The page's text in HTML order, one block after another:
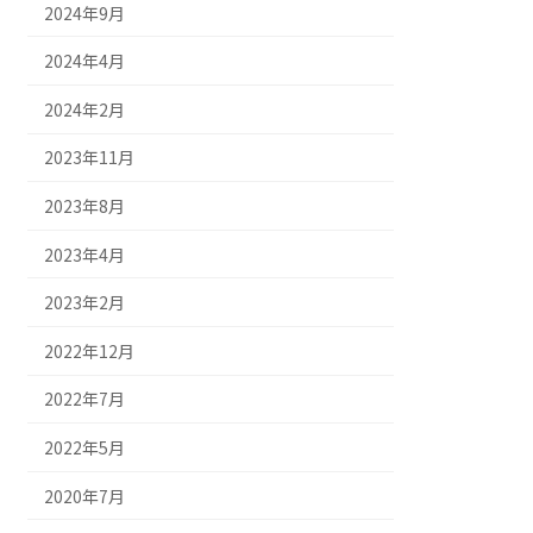
2024年9月
2024年4月
2024年2月
2023年11月
2023年8月
2023年4月
2023年2月
2022年12月
2022年7月
2022年5月
2020年7月